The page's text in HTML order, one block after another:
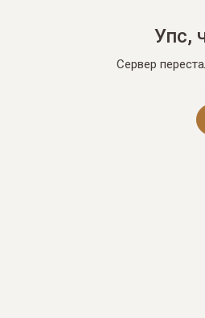
Упс,
Сервер